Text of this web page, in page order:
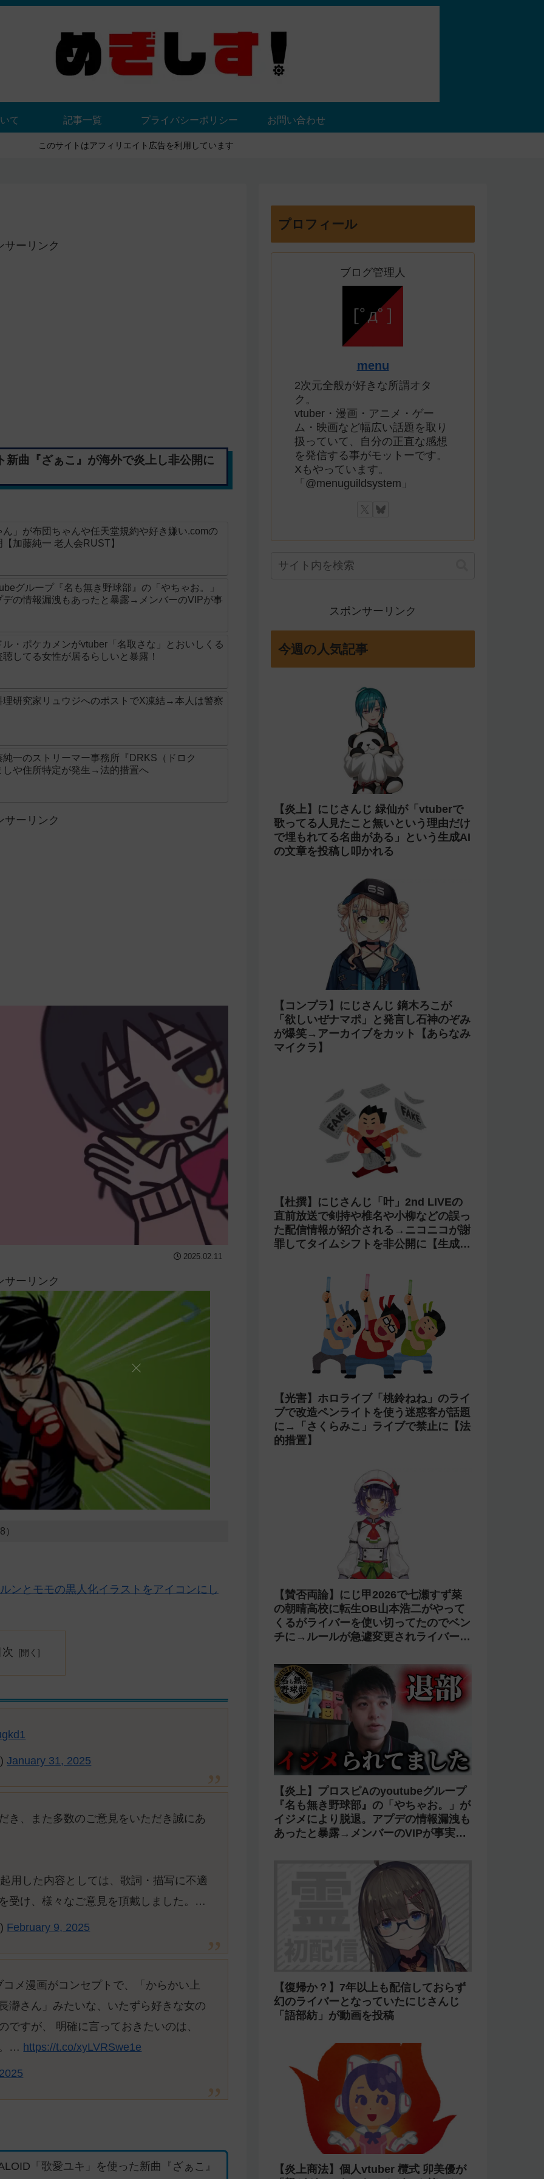
て 記事一覧 プライバシーポリシー お問い合わせ
このサイトはアフィリエイト広告を利用しています
サーリンク
曲『ざぁこ』が海外で炎上し非公開に
」が布団ちゃんや任天堂規約や好き嫌い.comの
加藤純一 老人会RUST】
グループ『名も無き野球部』の「やちゃお。」
の情報漏洩もあったと暴露→メンバーのVIPが事
・ポケカメンがvtuber「名取さな」とおいしくる
してる女性が居るらしいと暴露！
研究家リュウジへのポストでX凍結→本人は警察
一のストリーマー事務所『DRKS（ドロク
しや住所特定が発生→法的措置へ
サーリンク
2025.02.11
サーリンク
ンとモモの黒人化イラストをアイコンにし
January 31, 2025
き、また多数のご意見をいただき誠にあ
用した内容としては、歌詞・描写に不適
受け、様々なご意見を頂戴しました。…
February 9, 2025
メ漫画がコンセプトで、「からかい上
瀞さん」みたいな、いたずら好きな女の
すが、 明確に言っておきたいのは、
… https://t.co/xyLVRSwe1e
「歌愛ユキ」を使った新曲『ざぁこ』
プロフィール
ブログ管理人
menu
2次元全般が好きな所謂オタ
ク。
vtuber・漫画・アニメ・ゲー
ム・映画など幅広い話題を取り
扱っていて、自分の正直な感想
を発信する事がモットーです。
Xもやっています。
「@menuguildsystem」
スポンサーリンク
今週の人気記事
【炎上】にじさんじ 緑仙が「vtuberで
歌ってる人見たこと無いという理由だけ
で埋もれてる名曲がある」という生成AI
の文章を投稿し叩かれる
【コンプラ】にじさんじ 鏑木ろこが
「欲しいぜナマポ」と発言し石神のぞみ
が爆笑→アーカイブをカット【あらなみ
マイクラ】
【杜撰】にじさんじ「叶」2nd LIVEの
直前放送で剣持や椎名や小柳などの誤っ
た配信情報が紹介される→ニコニコが謝
罪してタイムシフトを非公開に【生成
【光害】ホロライブ「桃鈴ねね」のライ
ブで改造ペンライトを使う迷惑客が話題
に→「さくらみこ」ライブで禁止に【法
的措置】
【賛否両論】にじ甲2026で七瀬すず菜
の朝晴高校に転生OB山本浩二がやって
くるがライバーを使い切ってたのでベン
チに→ルールが急遽変更されライバーの
【炎上】プロスピAのyoutubeグループ
『名も無き野球部』の「やちゃお。」が
イジメにより脱退。アプデの情報漏洩も
あったと暴露→メンバーのVIPが事実無
【復帰か？】7年以上も配信しておらず
幻のライバーとなっていたにじさんじ
「語部紡」が動画を投稿
【炎上商法】個人vtuber 欖式 卯美優が